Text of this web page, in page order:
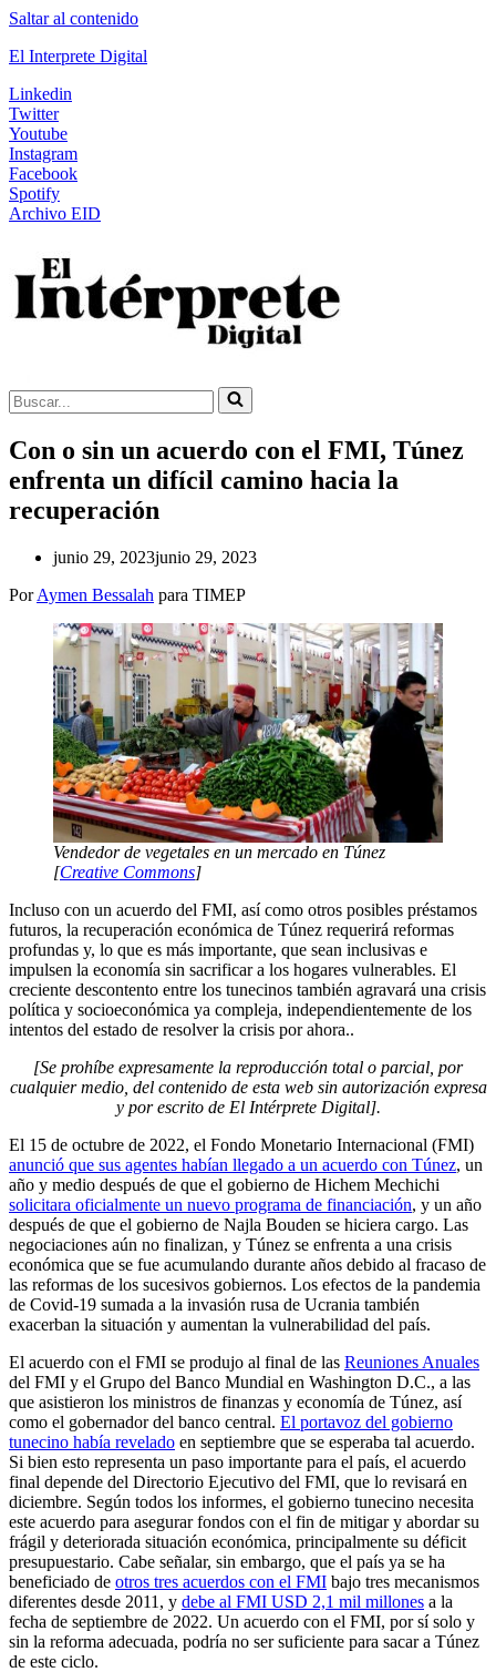
Saltar al contenido
El Interprete Digital
Linkedin
Twitter
Youtube
Instagram
Facebook
Spotify
Archivo EID
Buscar...
Con o sin un acuerdo con el FMI, Túnez
enfrenta un difícil camino hacia la
recuperación
junio 29, 2023junio 29, 2023
PorAymen Bessalah para TIMEP
Vendedor de vegetales en un mercado en Túnez
[Creative Commons]
Incluso con un acuerdo del FMI, así como otros posibles préstamos
futuros, la recuperación económica de Túnez requerirá reformas
profundas y, lo que es más importante, que sean inclusivas e
impulsen la economía sin sacrificar a los hogares vulnerables. El
creciente descontento entre los tunecinos también agravará una crisis
política y socioeconómica ya compleja, independientemente de los
intentos del estado de resolver la crisis por ahora..
[Se prohíbe expresamente la reproducción total o parcial, por
cualquier medio, del contenido de esta web sin autorización expresa
y por escrito de El Intérprete Digital].
El 15 de octubre de 2022, el Fondo Monetario Internacional (FMI)
anunció que sus agentes habían llegado a un acuerdo con Túnez, un
año y medio después de que el gobierno de Hichem Mechichi
solicitara oficialmente un nuevo programa de financiación, y un año
después de que el gobierno de Najla Bouden se hiciera cargo. Las
negociaciones aún no finalizan, y Túnez se enfrenta a una crisis
económica que se fue acumulando durante años debido al fracaso de
las reformas de los sucesivos gobiernos. Los efectos de la pandemia
de Covid-19 sumada a la invasión rusa de Ucrania también
exacerban la situación y aumentan la vulnerabilidad del país.
El acuerdo con el FMI se produjo al final de las Reuniones Anuales
del FMI y el Grupo del Banco Mundial en Washington D.C., a las
que asistieron los ministros de finanzas y economía de Túnez, así
como el gobernador del banco central. El portavoz del gobierno
tunecino había revelado en septiembre que se esperaba tal acuerdo.
Si bien esto representa un paso importante para el país, el acuerdo
final depende del Directorio Ejecutivo del FMI, que lo revisará en
diciembre. Según todos los informes, el gobierno tunecino necesita
este acuerdo para asegurar fondos con el fin de mitigar y abordar su
frágil y deteriorada situación económica, principalmente su déficit
presupuestario. Cabe señalar, sin embargo, que el país ya se ha
beneficiado de otros tres acuerdos con el FMI bajo tres mecanismos
diferentes desde 2011, y debe al FMI USD 2,1 mil millones a la
fecha de septiembre de 2022. Un acuerdo con el FMI, por sí solo y
sin la reforma adecuada, podría no ser suficiente para sacar a Túnez
de este ciclo.